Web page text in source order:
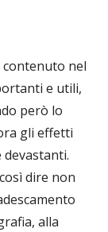
nel
e utili,
però lo
gli effetti
dire non
alla